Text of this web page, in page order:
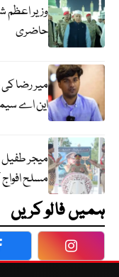
وزیر اعظم
حاضری
میر رضا کی
این اے
مسلح
ہمیں فالو کریں